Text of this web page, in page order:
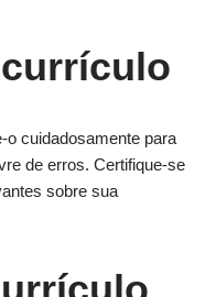
cuidadosamente para
de erros. Certifique-se
sobre sua